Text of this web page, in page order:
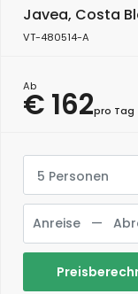
Javea, Costa
VT-480514-A
Ab
€ 162pro Tag
5 Personen